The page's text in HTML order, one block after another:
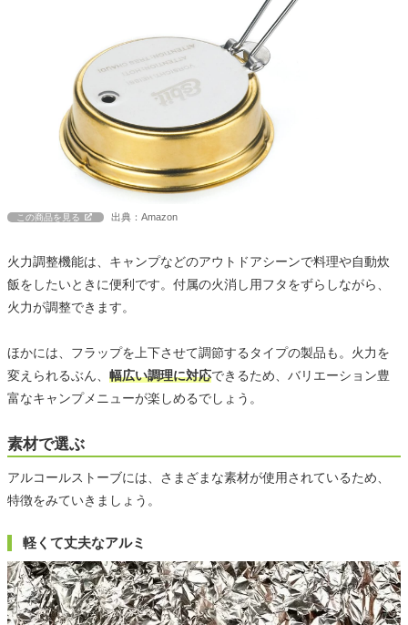
この商品を見る 出典：Amazon
火力調整機能は、キャンプなどのアウトドアシーンで料理や自動炊
飯をしたいときに便利です。付属の火消し用フタをずらしながら、
火力が調整できます。
ほかには、フラップを上下させて調節するタイプの製品も。火力を
変えられるぶん、 幅広い調理に対応できるため、バリエーション豊
富なキャンプメニューが楽しめるでしょう。
素材で選ぶ
アルコールストーブには、さまざまな素材が使用されているため、
特徴をみていきましょう。
軽くて丈夫なアルミ